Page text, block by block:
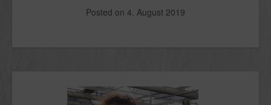
Posted on 4. August 2019